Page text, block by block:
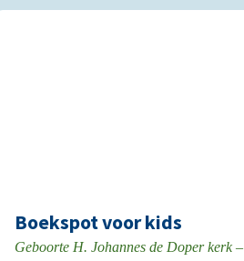
Boekspot voor kids
Geboorte H. Johannes de Doper kerk –